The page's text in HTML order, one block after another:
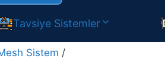
Tavsiye Sistemler
Sistem /